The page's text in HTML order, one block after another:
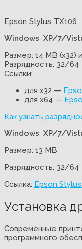
Epson Stylus TX106
Windows XP/7/
Размер: 14 MB (x32)
Разрядность: 32/64
Ссылки:
для x32 —
для x64 —
Как узнать
Windows XP/7/
Размер: 13 MB
Разрядность: 32/64
Ссылка: Epson
Установка
Современные
программного